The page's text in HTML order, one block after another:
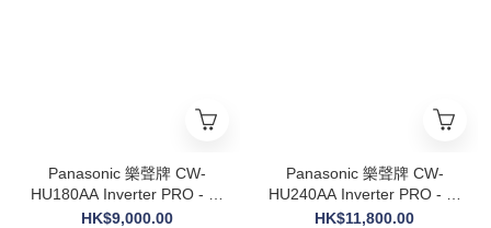
Panasonic 樂聲牌 CW-
HU180AA Inverter PRO - 變
頻式淨冷窗口機 (2 匹)
HK$9,000.00
Panasonic 樂聲牌 CW-
HU240AA Inverter PRO - 變
頻式淨冷窗口機 (2 1/2 匹)
HK$11,800.00